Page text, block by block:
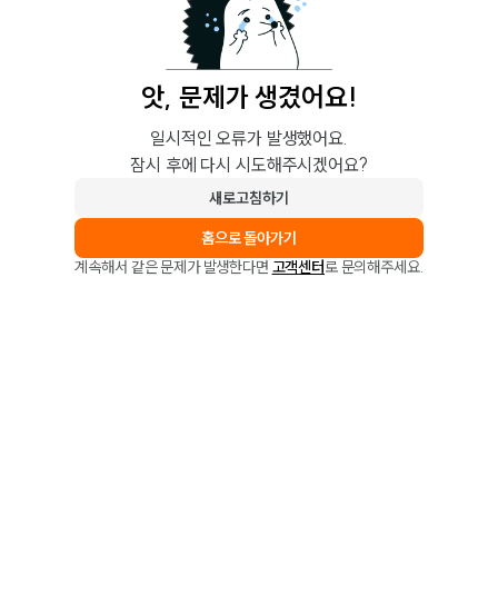
앗, 문제가 생겼어요!
일시적인 오류가 발생했어요.
잠시 후에 다시 시도해주시겠어요?
새로고침하기
홈으로 돌아가기
계속해서 같은 문제가 발생한다면 고객센터로 문의해주세요.